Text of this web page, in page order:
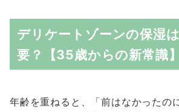
デリケートゾーンの保湿
要？【35歳からの新常識】
年齢を重ねると、「前はなかったの